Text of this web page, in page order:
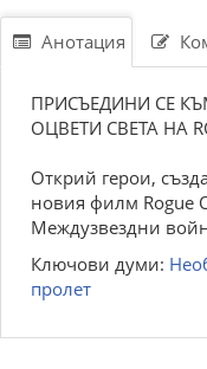
Анотация
ПРИСЪЕДИНИ СЕ
ОЦВЕТИ СВЕТА НА
Открий герои,
новия филм Rogue
Междузвездни
Ключови думи:
пролет